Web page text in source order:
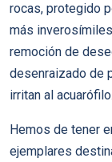
rocas, protegido
más
remoción de
desenraizado de
irritan al acuarófilo.
Hemos de tener
ejemplares